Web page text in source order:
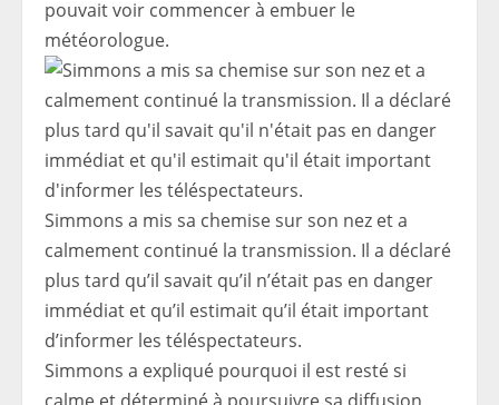
pouvait voir commencer à embuer le
météorologue.
Simmons a mis sa chemise sur son nez et a
calmement continué la transmission. Il a déclaré
plus tard qu’il savait qu’il n’était pas en danger
immédiat et qu’il estimait qu’il était important
d’informer les téléspectateurs.
Simmons a expliqué pourquoi il est resté si